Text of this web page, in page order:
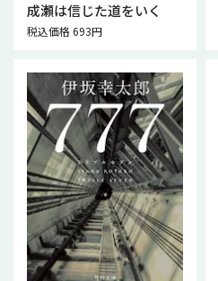
成瀬は信じた道をいく
税込価格 693円